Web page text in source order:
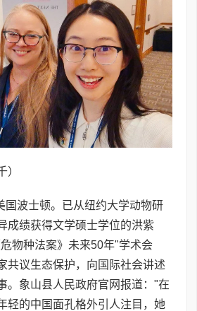
）
国波士顿。已从纽约大学动物研
成绩获得文学硕士学位的洪紫
物种法案》未来50年"学术会
共议生态保护，向国际社会讲述
。象山县人民政府官网报道："在
轻的中国面孔格外引人注目，她